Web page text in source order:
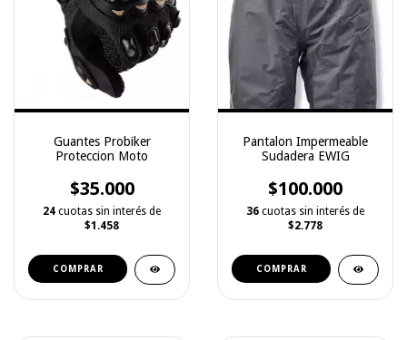
Guantes Probiker
Proteccion Moto
$35.000
24 cuotas sin interés de
$1.458
COMPRAR
Pantalon Impermeable
Sudadera EWIG
$100.000
36 cuotas sin interés de
$2.778
COMPRAR